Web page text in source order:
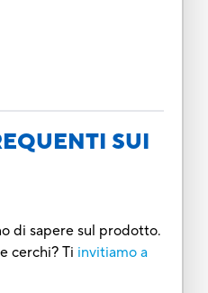
SUI
di sapere sul prodotto.
cerchi? Ti invitiamo a